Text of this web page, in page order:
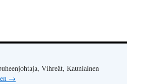
Vihreät, Kauniainen
→